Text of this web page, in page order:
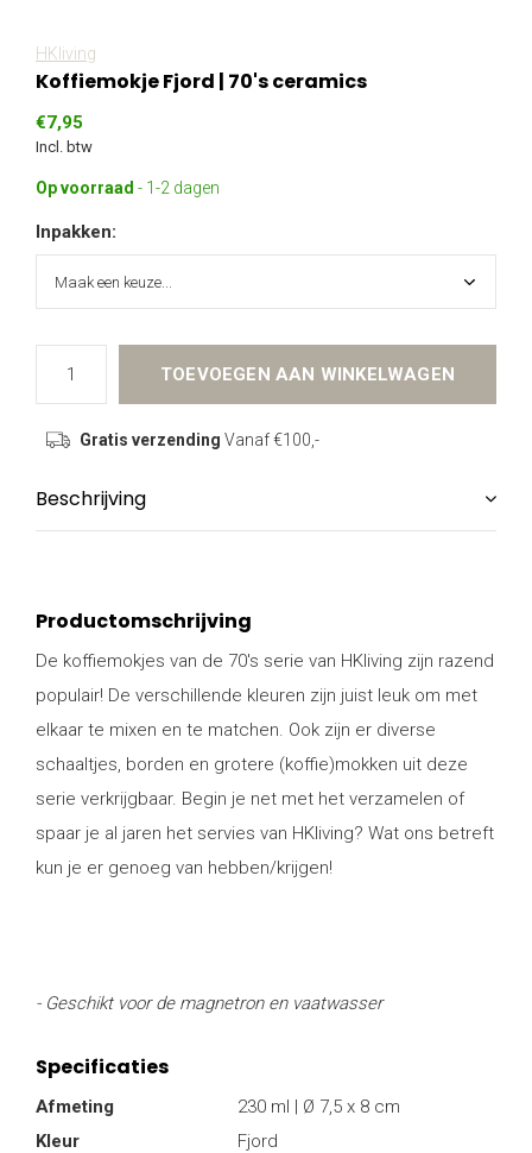
HKliving
Koffiemokje Fjord | 70's ceramics
€7,95
Incl. btw
Op voorraad - 1-2 dagen
Inpakken:
TOEVOEGEN AAN WINKELWAGEN
Gratis verzending Vanaf €100,-
Beschrijving
Productomschrijving
De koffiemokjes van de 70's serie van HKliving zijn razend
populair! De verschillende kleuren zijn juist leuk om met
elkaar te mixen en te matchen. Ook zijn er diverse
schaaltjes, borden en grotere (koffie)mokken uit deze
serie verkrijgbaar. Begin je net met het verzamelen of
spaar je al jaren het servies van HKliving? Wat ons betreft
kun je er genoeg van hebben/krijgen!
- Geschikt voor de magnetron en vaatwasser
Specificaties
Afmeting
230 ml | Ø 7,5 x 8 cm
Kleur
Fjord